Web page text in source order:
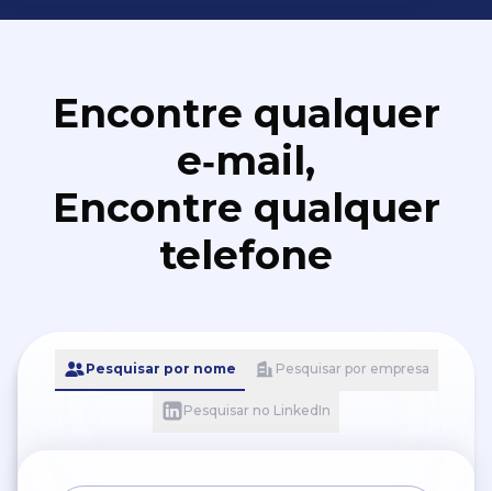
Encontre qualquer
e‑mail,
Encontre qualquer
telefone
Pesquisar por nome Pesquisar por empresa
Pesquisar no LinkedIn